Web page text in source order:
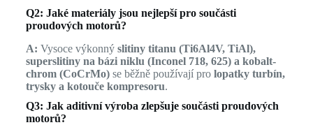
Q2: Jaké materiály jsou nejlepší pro součásti
proudových motorů?
A: Vysoce výkonný slitiny titanu (Ti6Al4V, TiAl),
superslitiny na bázi niklu (Inconel 718, 625) a kobalt-
chrom (CoCrMo)se běžně používají pro lopatky turbín,
trysky a kotouče kompresoru.
Q3: Jak aditivní výroba zlepšuje součásti proudových
motorů?